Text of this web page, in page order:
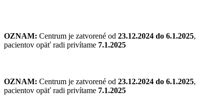
OZNAM: Centrum je zatvorené od 23.12.2024 do 6.1.2025,
pacientov opäť radi privítame 7.1.2025
OZNAM: Centrum je zatvorené od 23.12.2024 do 6.1.2025,
pacientov opäť radi privítame 7.1.2025